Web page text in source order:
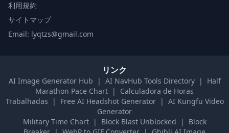
利用規約
サイトマップ
Email: lyqtzs@gmail.com
リンク
AI Image Generator Hub | AI NavHub Tools Directory |
Half
Marathon Pace Chart |
Calculadora de Horas
Trabalhadas
| Free AI Headshot Generator | AI Kungfu Video
Generator
Military Time Chart
| Block Blast Unblocked |
Block